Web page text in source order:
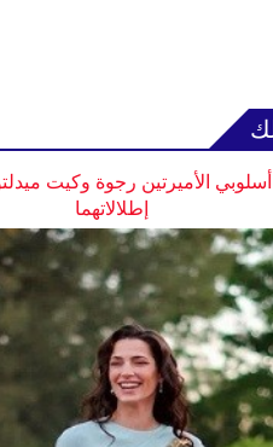
الأميرتين رجوة وكيت
إطلالاتهما